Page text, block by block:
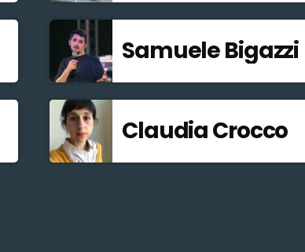
Samuele Bigazzi
Claudia Crocco